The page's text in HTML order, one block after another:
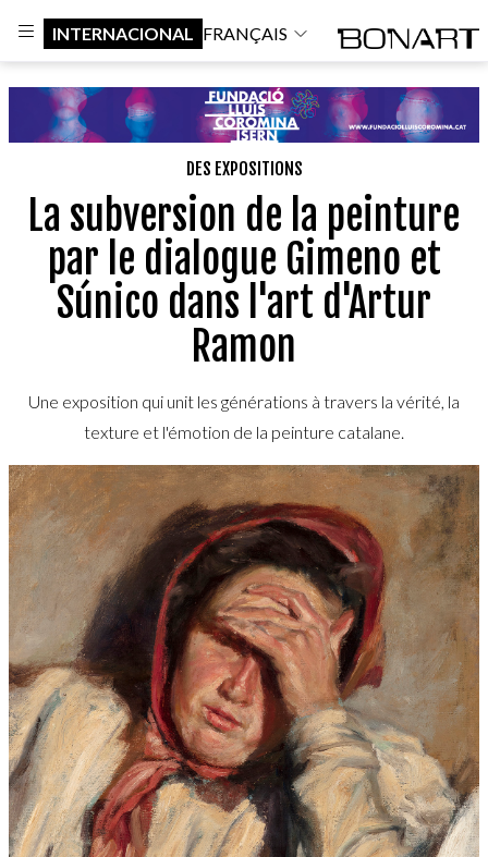
INTERNACIONAL FRANÇAIS
DES EXPOSITIONS
La subversion de la peinture
par le dialogue Gimeno et
Súnico dans l'art d'Artur
Ramon
Une exposition qui unit les générations à travers la vérité, la
texture et l'émotion de la peinture catalane.